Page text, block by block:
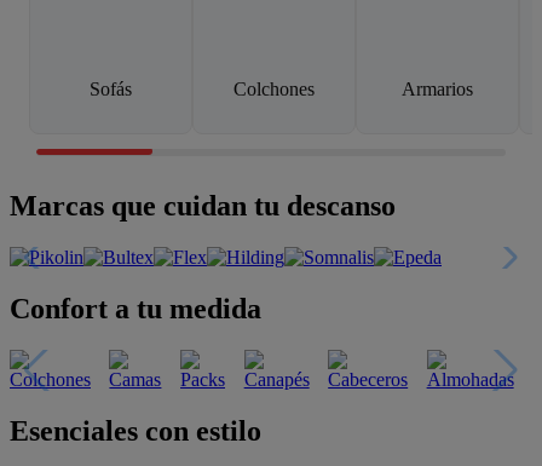
Sofás Colchones Armarios
Marcas que cuidan tu descanso
Confort a tu medida
Esenciales con estilo